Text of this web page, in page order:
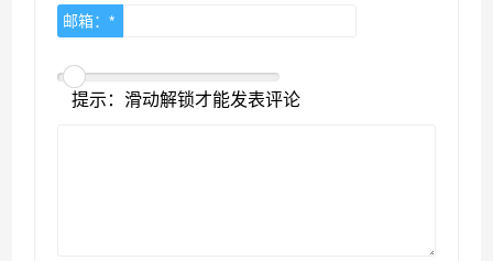
邮箱：*
提示：滑动解锁才能发表评论